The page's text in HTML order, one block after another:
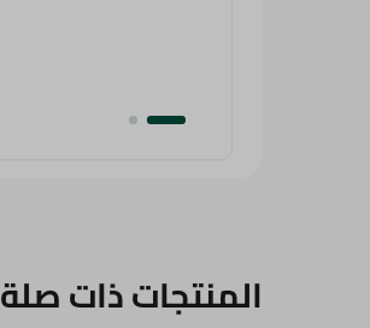
المنتجات ذات صلة